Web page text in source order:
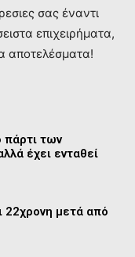
σας έναντι
επιχειρήματα,
αποτελέσματα!
πάρτι των
έχει ενταθεί
22χρονη μετά από